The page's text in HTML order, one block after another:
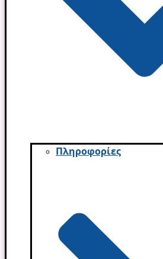
Πληροφορίες